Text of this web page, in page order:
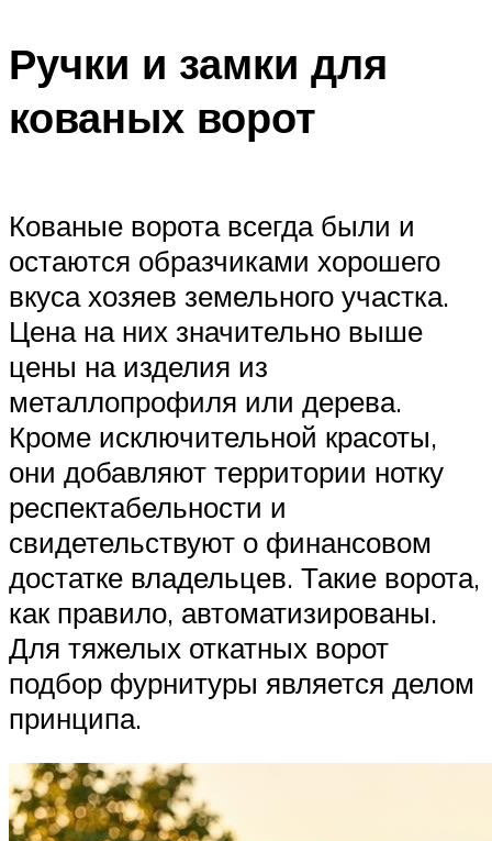
Ручки и замки для
кованых ворот
Кованые ворота всегда были и
остаются образчиками хорошего
вкуса хозяев земельного участка.
Цена на них значительно выше
цены на изделия из
металлопрофиля или дерева.
Кроме исключительной красоты,
они добавляют территории нотку
респектабельности и
свидетельствуют о финансовом
достатке владельцев. Такие ворота,
как правило, автоматизированы.
Для тяжелых откатных ворот
подбор фурнитуры является делом
принципа.